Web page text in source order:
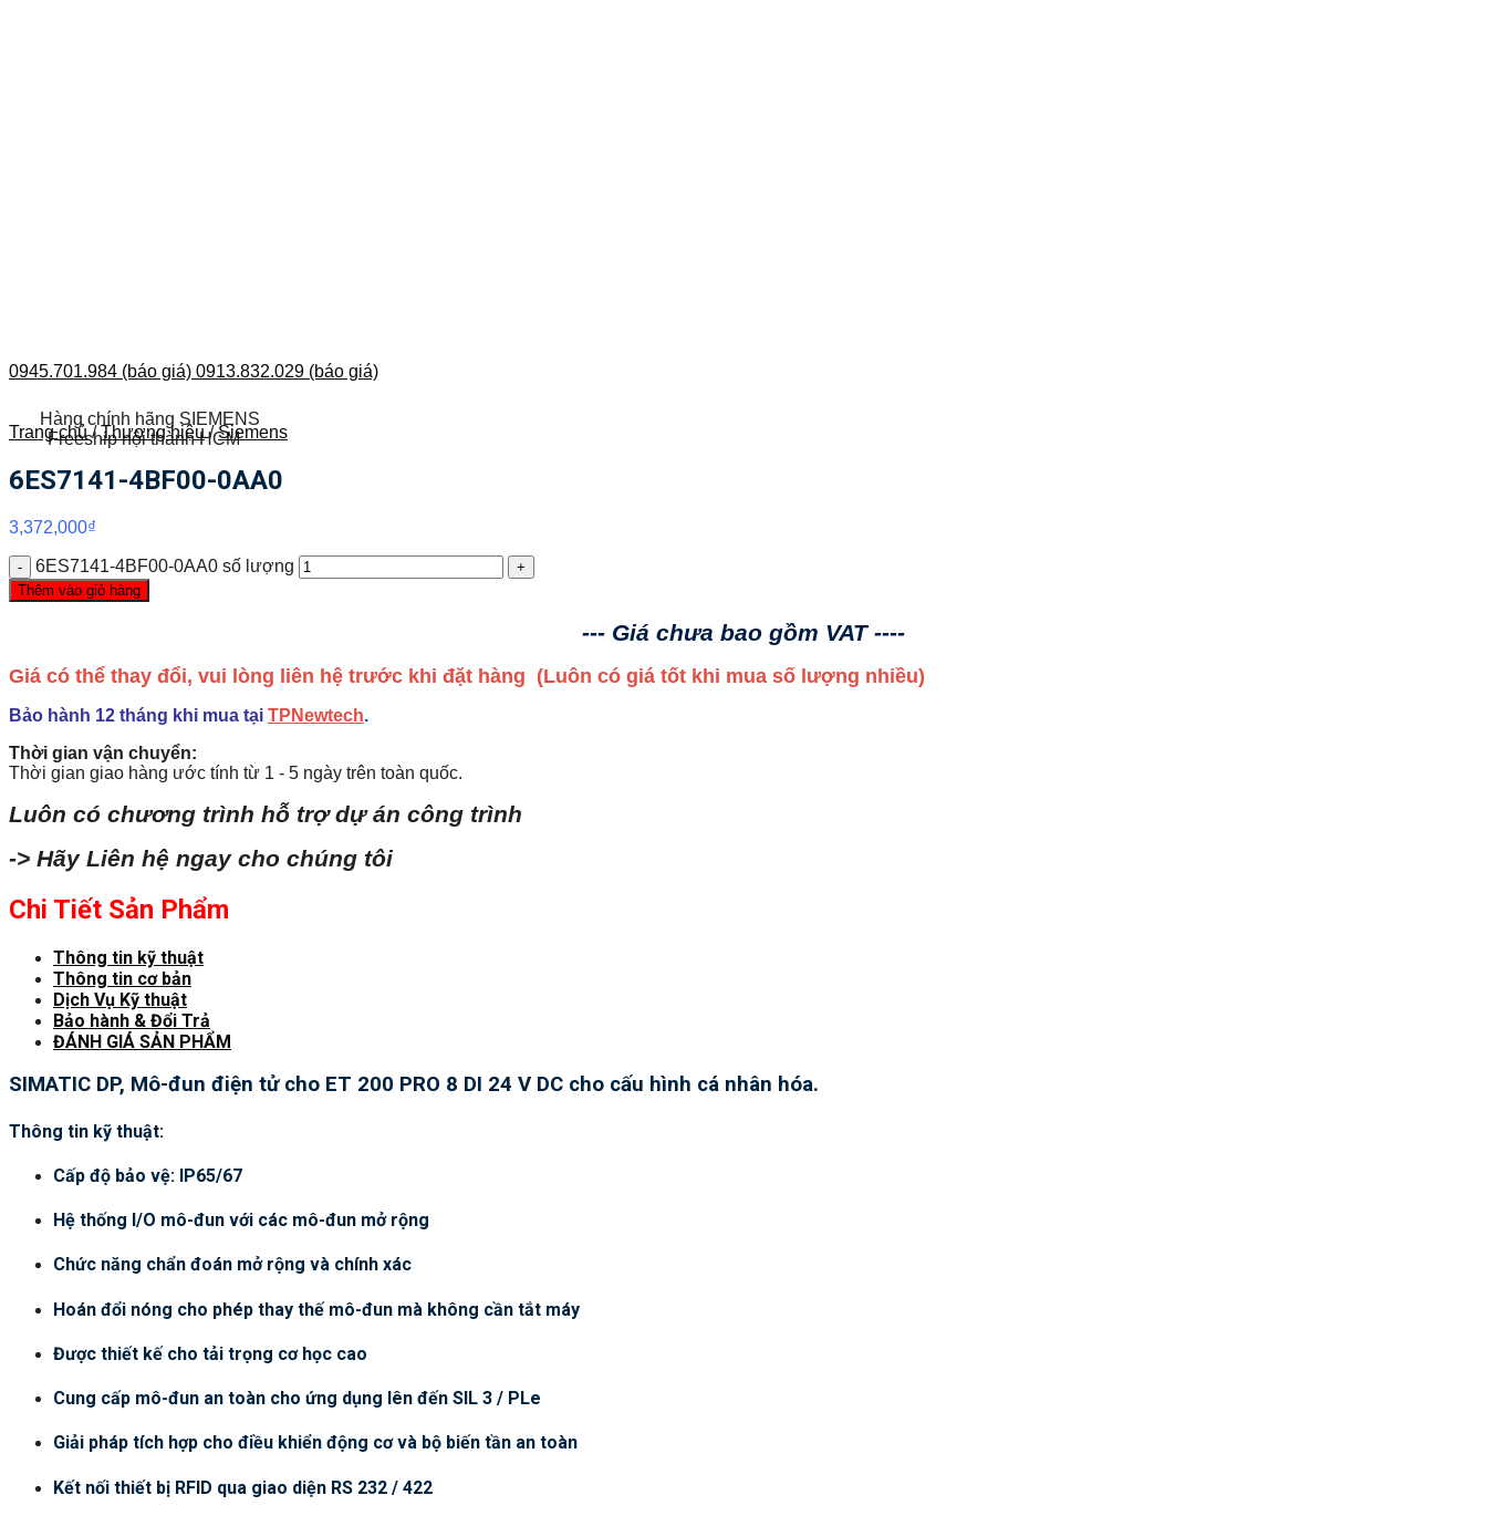
0945.701.984 (báo giá) 0913.832.029 (báo giá)
Hàng chính hãng SIEMENS
Freeship nội thành HCM
Trang chủ / Thương hiệu / Siemens
6ES7141-4BF00-0AA0
3,372,000₫
6ES7141-4BF00-0AA0 số lượng
Thêm vào giỏ hàng
--- Giá chưa bao gồm VAT ----
Giá có thể thay đổi, vui lòng liên hệ trước khi đặt hàng (Luôn có giá tốt khi mua số lượng nhiều)
Bảo hành 12 tháng khi mua tại TPNewtech.
Thời gian vận chuyển:
Thời gian giao hàng ước tính từ 1 - 5 ngày trên toàn quốc.
Luôn có chương trình hỗ trợ dự án công trình
-> Hãy Liên hệ ngay cho chúng tôi
Chi Tiết Sản Phẩm
Thông tin kỹ thuật
Thông tin cơ bản
Dịch Vụ Kỹ thuật
Bảo hành & Đổi Trả
ĐÁNH GIÁ SẢN PHẨM
SIMATIC DP, Mô-đun điện tử cho ET 200 PRO 8 DI 24 V DC cho cấu hình cá nhân hóa.
Thông tin kỹ thuật:
Cấp độ bảo vệ: IP65/67
Hệ thống I/O mô-đun với các mô-đun mở rộng
Chức năng chẩn đoán mở rộng và chính xác
Hoán đổi nóng cho phép thay thế mô-đun mà không cần tắt máy
Được thiết kế cho tải trọng cơ học cao
Cung cấp mô-đun an toàn cho ứng dụng lên đến SIL 3 / PLe
Giải pháp tích hợp cho điều khiển động cơ và bộ biến tần an toàn
Kết nối thiết bị RFID qua giao diện RS 232 / 422